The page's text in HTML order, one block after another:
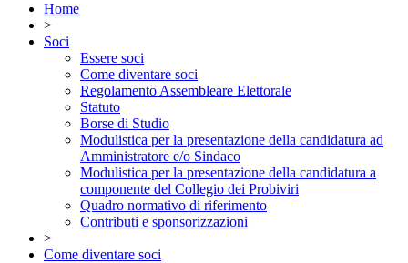
Home
>
Soci
Essere soci
Come diventare soci
Regolamento Assembleare Elettorale
Statuto
Borse di Studio
Modulistica per la presentazione della candidatura ad
Amministratore e/o Sindaco
Modulistica per la presentazione della candidatura a
componente del Collegio dei Probiviri
Quadro normativo di riferimento
Contributi e sponsorizzazioni
>
Come diventare soci